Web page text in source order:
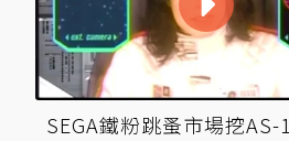
SEGA鐵粉跳蚤市場挖AS-